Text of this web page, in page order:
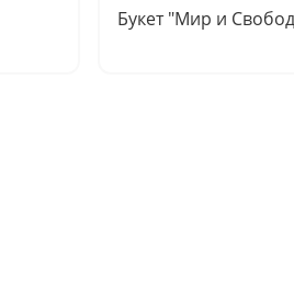
Букет "Мир и